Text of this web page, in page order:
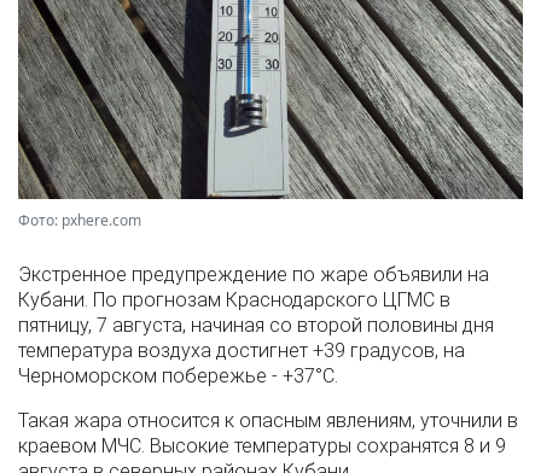
Фото: pxhere.com
Экстренное предупреждение по жаре объявили на
Кубани. По прогнозам Краснодарского ЦГМС в
пятницу, 7 августа, начиная со второй половины дня
температура воздуха достигнет +39 градусов, на
Черноморском побережье - +37°­С.
Такая жара относится к опасным явлениям, уточнили в
краевом МЧС. Высокие температуры сохранятся 8 и 9